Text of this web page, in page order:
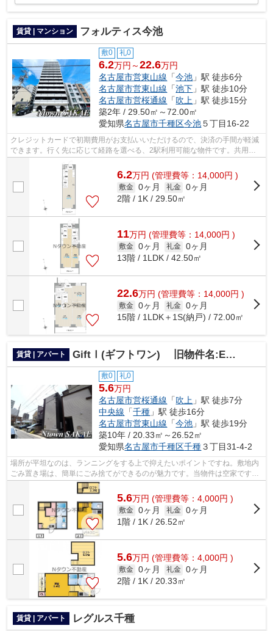
賃貸 | マンション フォルティス今池
敷0 礼0
6.2万円～22.6万円
名古屋市営東山線 「今池 」駅 徒歩6分
名古屋市営東山線 「池下 」駅 徒歩10分
名古屋市営桜通線 「吹上 」駅 徒歩15分
築2年 / 29.50㎡～72.00㎡
愛知県名古屋市千種区今池５丁目16-22
クレジットカードで初期費用がお支払いいただけるので、決済の手間が軽減
できます。行く先に応じて経路を選べる、2駅利用可能な物件です。共用部
には敷地内ごみ置き場・エレベータなど...
6.2万円 (管理費等：14,000円 )
敷金 0ヶ月 礼金 0ヶ月
2階 / 1K / 29.50㎡
11万円 (管理費等：14,000円 )
敷金 0ヶ月 礼金 0ヶ月
13階 / 1LDK / 42.50㎡
22.6万円 (管理費等：14,000円 )
敷金 0ヶ月 礼金 0ヶ月
15階 / 1LDK＋1S(納戸) / 72.00㎡
賃貸 | アパート GiftⅠ(ギフトワン) 旧物件名:EMブランドール
敷0 礼0
5.6万円
名古屋市営桜通線 「吹上 」駅 徒歩7分
中央線 「千種 」駅 徒歩16分
名古屋市営東山線 「今池 」駅 徒歩19分
築10年 / 20.33㎡～26.52㎡
愛知県名古屋市千種区千種３丁目31-4-2
場所が平坦なのは、ランニングをする上で抑えたいポイントですね。敷地内
ごみ置き場は、簡単にごみ捨てができるのが魅力です。当物件は空家ですの
で、内覧もスムーズです。新着情報：G...
5.6万円 (管理費等：4,000円 )
敷金 0ヶ月 礼金 0ヶ月
1階 / 1K / 26.52㎡
5.6万円 (管理費等：4,000円 )
敷金 0ヶ月 礼金 0ヶ月
2階 / 1K / 20.33㎡
賃貸 | アパート レグルス千種